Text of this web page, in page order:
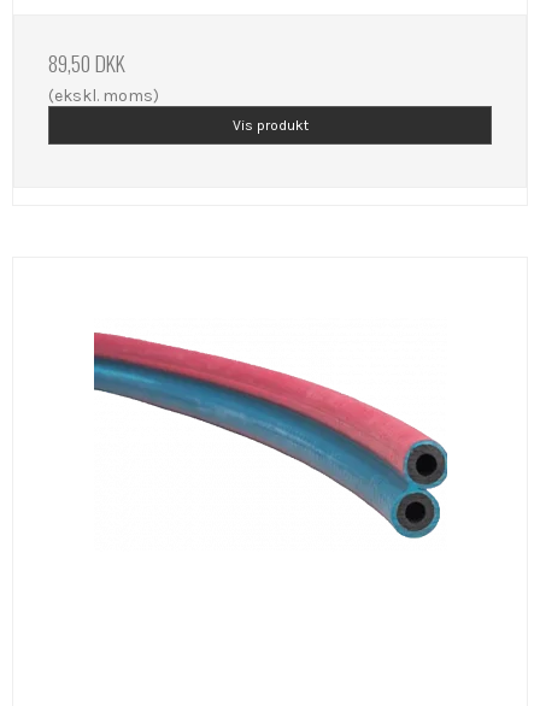
89,50 DKK
(ekskl. moms)
Vis produkt